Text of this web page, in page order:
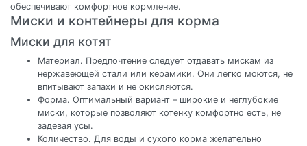
обеспечивают комфортное кормление.
Миски и контейнеры для корма
Миски для котят
Материал. Предпочтение следует отдавать мискам из
нержавеющей стали или керамики. Они легко моются, не
впитывают запахи и не окисляются.
Форма. Оптимальный вариант – широкие и неглубокие
миски, которые позволяют котенку комфортно есть, не
задевая усы.
Количество. Для воды и сухого корма желательно